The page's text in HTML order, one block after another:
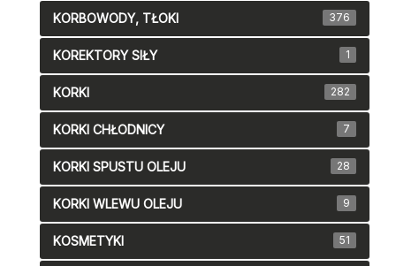
KORBOWODY, TŁOKI 376
KOREKTORY SIŁY 1
KORKI 282
KORKI CHŁODNICY 7
KORKI SPUSTU OLEJU 28
KORKI WLEWU OLEJU 9
KOSMETYKI 51